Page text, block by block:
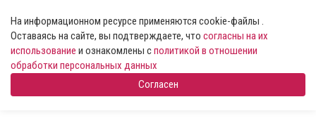
На информационном ресурсе применяются cookie-файлы .
Оставаясь на сайте, вы подтверждаете, что согласны на их
использование и ознакомлены сполитикой в отношении
обработки персональных данных
Согласен